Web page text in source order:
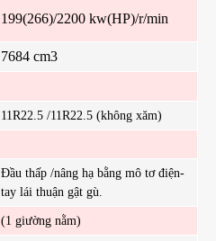
199(266)/2200 kw(HP)/r/min
7684 cm3
11R22.5 /11R22.5 (không xăm)
Đầu thấp /nâng hạ bằng mô tơ điện-
tay lái thuận gật gù.
(1 giường nằm)